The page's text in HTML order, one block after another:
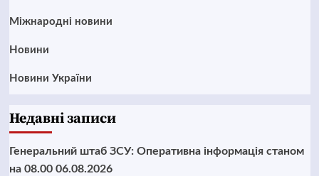
Міжнародні новини
Новини
Новини України
Недавні записи
Генеральний штаб ЗСУ: Оперативна інформація станом
на 08.00 06.08.2026